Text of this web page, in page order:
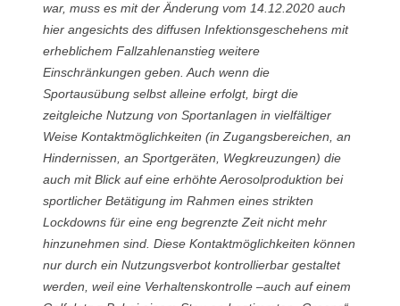
war, muss es mit der Änderung vom 14.12.2020 auch
hier angesichts des diffusen Infektionsgeschehens mit
erheblichem Fallzahlenanstieg weitere
Einschränkungen geben. Auch wenn die
Sportausübung selbst alleine erfolgt, birgt die
zeitgleiche Nutzung von Sportanlagen in vielfältiger
Weise Kontaktmöglichkeiten (in Zugangsbereichen, an
Hindernissen, an Sportgeräten, Wegkreuzungen) die
auch mit Blick auf eine erhöhte Aerosolproduktion bei
sportlicher Betätigung im Rahmen eines strikten
Lockdowns für eine eng begrenzte Zeit nicht mehr
hinzunehmen sind. Diese Kontaktmöglichkeiten können
nur durch ein Nutzungsverbot kontrollierbar gestaltet
werden, weil eine Verhaltenskontrolle –auch auf einem